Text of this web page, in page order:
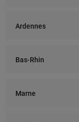
Ardennes
Bas-Rhin
Marne